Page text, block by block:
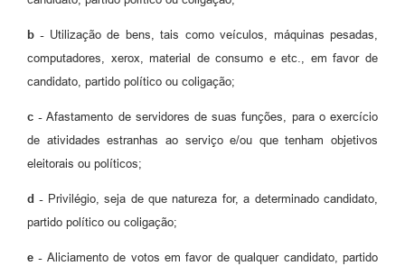
b - Utilização de bens, tais como veículos, máquinas pesadas,
computadores, xerox, material de consumo e etc., em favor de
candidato, partido político ou coligação;
c -Afastamento de servidores de suas funções, para o exercício
de atividades estranhas ao serviço e/ou que tenham objetivos
eleitorais ou políticos;
d - Privilégio, seja de que natureza for, a determinado candidato,
partido político ou coligação;
e - Aliciamento de votos em favor de qualquer candidato, partido